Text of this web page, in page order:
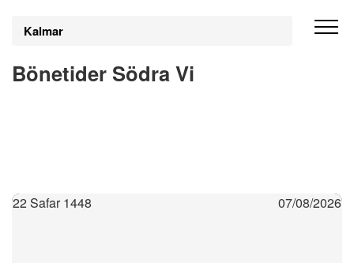
Kalmar
Bönetider Södra Vi
22 Safar 1448 07/08/2026